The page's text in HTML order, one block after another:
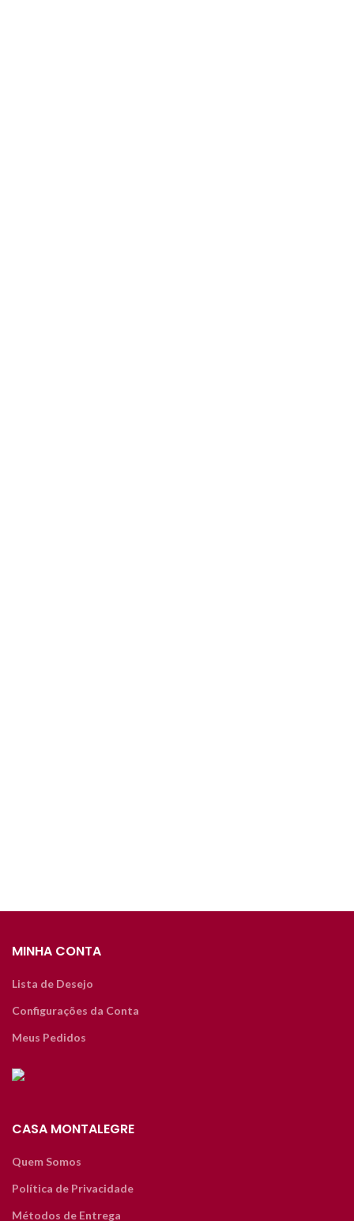
MINHA CONTA
Lista de Desejo
Configurações da Conta
Meus Pedidos
CASA MONTALEGRE
Quem Somos
Política de Privacidade
Métodos de Entrega